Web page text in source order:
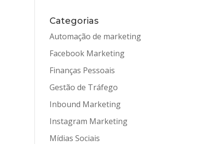
Categorias
Automação de marketing
Facebook Marketing
Finanças Pessoais
Gestão de Tráfego
Inbound Marketing
Instagram Marketing
Mídias Sociais